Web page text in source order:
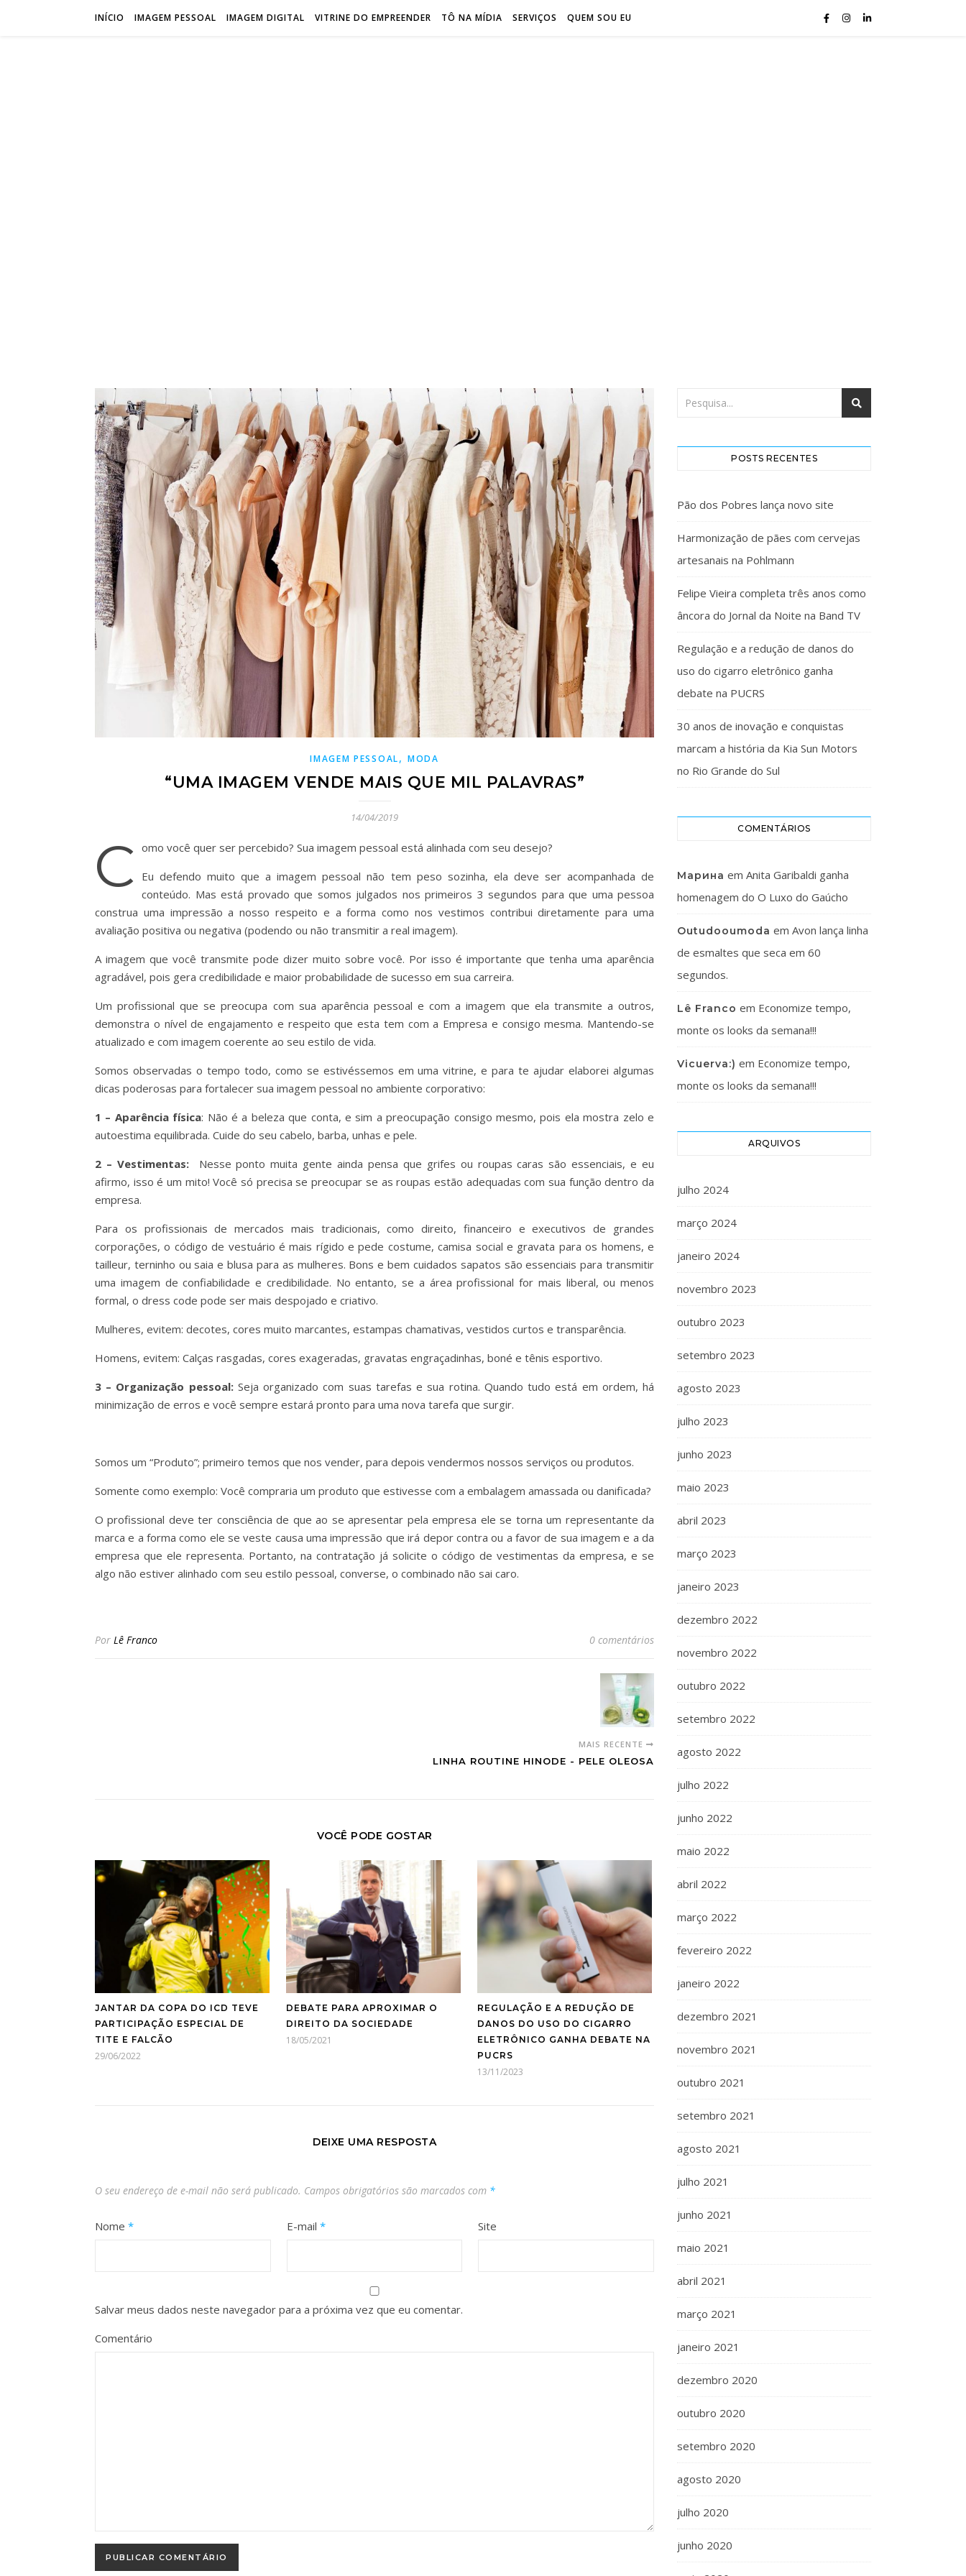
INÍCIO IMAGEM PESSOAL IMAGEM DIGITAL VITRINE DO EMPREENDER TÔ NA MÍDIA SERVIÇOS QUEM SOU EU
IMAGEM PESSOAL, MODA
“UMA IMAGEM VENDE MAIS QUE MIL PALAVRAS”
14/04/2019
C omo você quer ser percebido? Sua imagem pessoal está alinhada com seu desejo?
Eu defendo muito que a imagem pessoal não tem peso sozinha, ela deve ser acompanhada de
conteúdo. Mas está provado que somos julgados nos primeiros 3 segundos para que uma pessoa
construa uma impressão a nosso respeito e a forma como nos vestimos contribui diretamente para uma
avaliação positiva ou negativa (podendo ou não transmitir a real imagem).
A imagem que você transmite pode dizer muito sobre você. Por isso é importante que tenha uma aparência
agradável, pois gera credibilidade e maior probabilidade de sucesso em sua carreira.
Um profissional que se preocupa com sua aparência pessoal e com a imagem que ela transmite a outros,
demonstra o nível de engajamento e respeito que esta tem com a Empresa e consigo mesma. Mantendo-se
atualizado e com imagem coerente ao seu estilo de vida.
Somos observadas o tempo todo, como se estivéssemos em uma vitrine, e para te ajudar elaborei algumas
dicas poderosas para fortalecer sua imagem pessoal no ambiente corporativo:
1 – Aparência física: Não é a beleza que conta, e sim a preocupação consigo mesmo, pois ela mostra zelo e
autoestima equilibrada. Cuide do seu cabelo, barba, unhas e pele.
2 – Vestimentas: Nesse ponto muita gente ainda pensa que grifes ou roupas caras são essenciais, e eu
afirmo, isso é um mito! Você só precisa se preocupar se as roupas estão adequadas com sua função dentro da
empresa.
Para os profissionais de mercados mais tradicionais, como direito, financeiro e executivos de grandes
corporações, o código de vestuário é mais rígido e pede costume, camisa social e gravata para os homens, e
tailleur, terninho ou saia e blusa para as mulheres. Bons e bem cuidados sapatos são essenciais para transmitir
uma imagem de confiabilidade e credibilidade. No entanto, se a área profissional for mais liberal, ou menos
formal, o dress code pode ser mais despojado e criativo.
Mulheres, evitem: decotes, cores muito marcantes, estampas chamativas, vestidos curtos e transparência.
Homens, evitem: Calças rasgadas, cores exageradas, gravatas engraçadinhas, boné e tênis esportivo.
3 – Organização pessoal:Seja organizado com suas tarefas e sua rotina. Quando tudo está em ordem, há
minimização de erros e você sempre estará pronto para uma nova tarefa que surgir.
Somos um “Produto”; primeiro temos que nos vender, para depois vendermos nossos serviços ou produtos.
Somente como exemplo: Você compraria um produto que estivesse com a embalagem amassada ou danificada?
O profissional deve ter consciência de que ao se apresentar pela empresa ele se torna um representante da
marca e a forma como ele se veste causa uma impressão que irá depor contra ou a favor de sua imagem e a da
empresa que ele representa. Portanto, na contratação já solicite o código de vestimentas da empresa, e se
algo não estiver alinhado com seu estilo pessoal, converse, o combinado não sai caro.
Por Lê Franco 0 comentários
MAIS RECENTE
LINHA ROUTINE HINODE - PELE OLEOSA
VOCÊ PODE GOSTAR
JANTAR DA COPA DO ICD TEVE
PARTICIPAÇÃO ESPECIAL DE
TITE E FALCÃO
29/06/2022
DEBATE PARA APROXIMAR O
DIREITO DA SOCIEDADE
18/05/2021
REGULAÇÃO E A REDUÇÃO DE
DANOS DO USO DO CIGARRO
ELETRÔNICO GANHA DEBATE NA
PUCRS
13/11/2023
DEIXE UMA RESPOSTA
O seu endereço de e-mail não será publicado. Campos obrigatórios são marcados com *
Nome * E-mail * Site
Salvar meus dados neste navegador para a próxima vez que eu comentar.
Comentário
POSTS RECENTES
Pão dos Pobres lança novo site
Harmonização de pães com cervejas
artesanais na Pohlmann
Felipe Vieira completa três anos como
âncora do Jornal da Noite na Band TV
Regulação e a redução de danos do
uso do cigarro eletrônico ganha
debate na PUCRS
30 anos de inovação e conquistas
marcam a história da Kia Sun Motors
no Rio Grande do Sul
COMENTÁRIOS
Марина em Anita Garibaldi ganha
homenagem do O Luxo do Gaúcho
Outudooumoda em Avon lança linha
de esmaltes que seca em 60
segundos.
Lê Franco em Economize tempo,
monte os looks da semana!!!
Vicuerva:) em Economize tempo,
monte os looks da semana!!!
ARQUIVOS
julho 2024
março 2024
janeiro 2024
novembro 2023
outubro 2023
setembro 2023
agosto 2023
julho 2023
junho 2023
maio 2023
abril 2023
março 2023
janeiro 2023
dezembro 2022
novembro 2022
outubro 2022
setembro 2022
agosto 2022
julho 2022
junho 2022
maio 2022
abril 2022
março 2022
fevereiro 2022
janeiro 2022
dezembro 2021
novembro 2021
outubro 2021
setembro 2021
agosto 2021
julho 2021
junho 2021
maio 2021
abril 2021
março 2021
janeiro 2021
dezembro 2020
outubro 2020
setembro 2020
agosto 2020
julho 2020
junho 2020